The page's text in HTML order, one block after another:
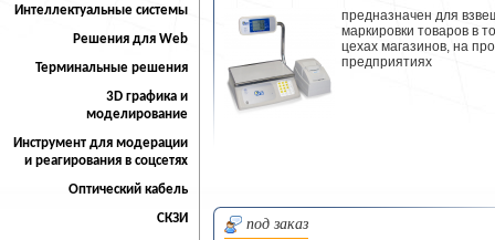
Интеллектуальные системы
Решения для Web
Терминальные решения
3D графика и
моделирование
Инструмент для модерации
и реагирования в соцсетях
Оптический кабель
СКЗИ
предназначен для
маркировки товаров в
цехах магазинов, на
предприятиях
под заказ